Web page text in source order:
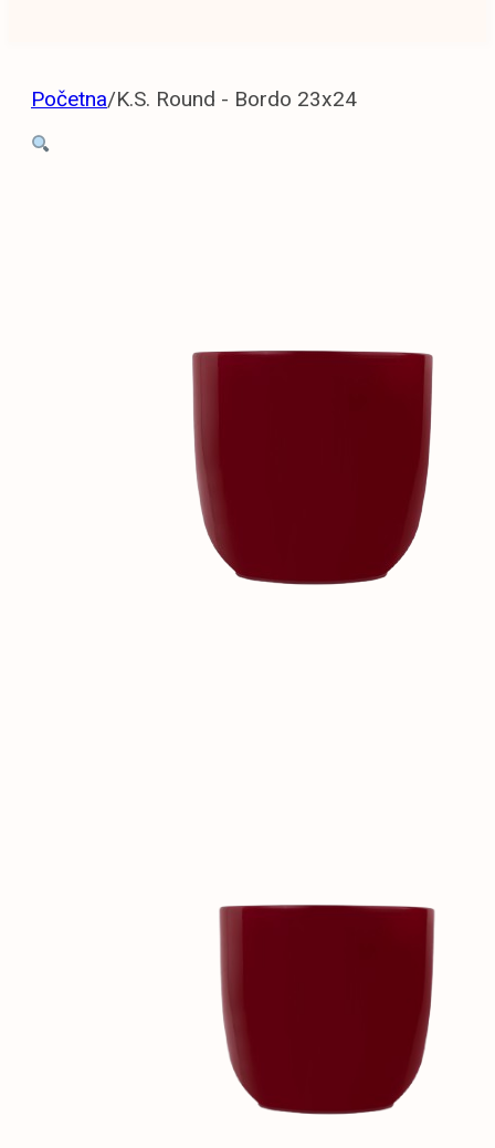
Početna/K.S. Round - Bordo 23x24